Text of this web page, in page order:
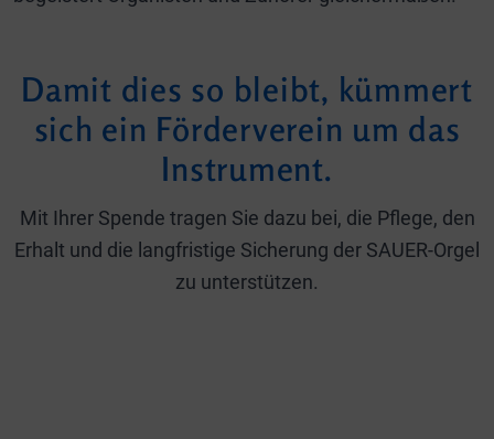
Damit dies so bleibt, kümmert
sich ein Förderverein um das
Instrument.
Mit Ihrer Spende tragen Sie dazu bei, die Pflege, den
Erhalt und die langfristige Sicherung der SAUER-Orgel
zu unterstützen.